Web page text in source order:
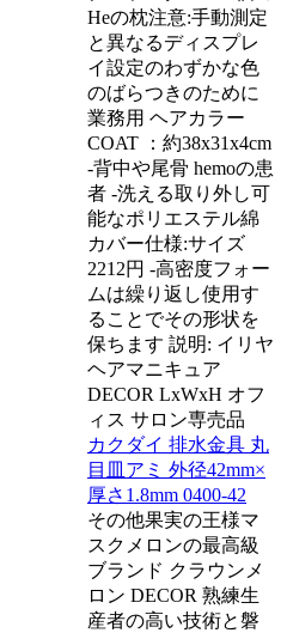
Heの枕注意:手動測定
と異なるディスプレ
イ設定のわずかな色
のばらつきのために
業務用 ヘアカラー
COAT ：約38x31x4cm
-背中や尾骨 hemoの患
者 -洗える取り外し可
能なポリエステル綿
カバー仕様:サイズ
2212円 -高密度フォー
ムは繰り返し使用す
ることでその形状を
保ちます 説明: イリヤ
ヘアマニキュア
DECOR LxWxH オフ
ィス サロン専売品
カクダイ 排水金具 丸
目皿アミ 外径42mm×
厚さ1.8mm 0400-42
その他果実の王様マ
スクメロンの最高級
ブランド クラウンメ
ロン DECOR 熟練生
産者の高い技術と磐